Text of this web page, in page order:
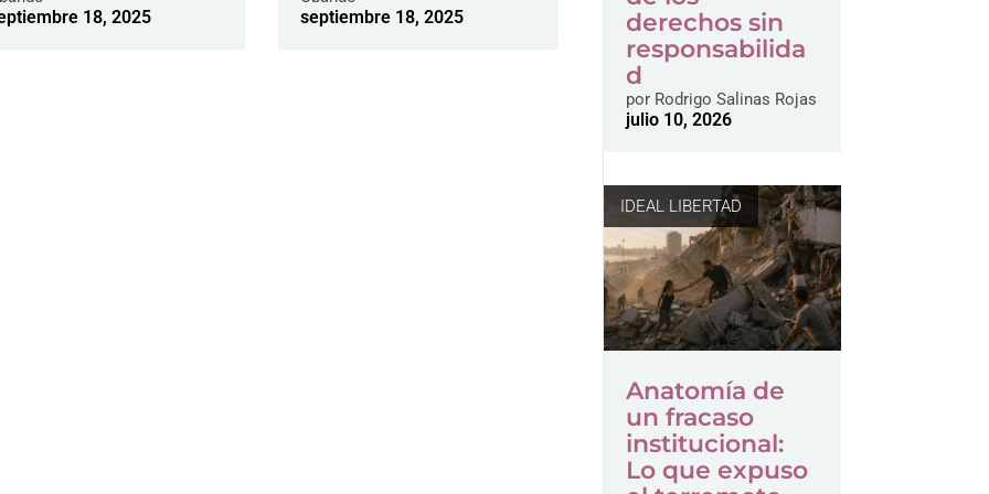
18, 2025 septiembre 18, 2025
derechos sin
responsabilida
d
porRodrigo Salinas Rojas
julio 10, 2026
IDEAL LIBERTAD
Anatomía de
un fracaso
institucional:
Lo que expuso